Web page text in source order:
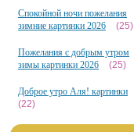
Спокойной ночи пожелания
зимние картинки 2026
(25)
Пожелания с добрым утром
зимы картинки 2026
(25)
Доброе утро Аля! картинки
(22)